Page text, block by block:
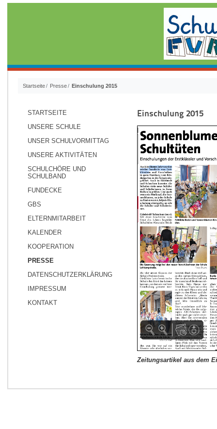
Startseite Presse Einschulung 2015
STARTSEITE
UNSERE SCHULE
UNSER SCHULVORMITTAG
UNSERE AKTIVITÄTEN
SCHULCHÖRE UND
SCHULBAND
FUNDECKE
GBS
ELTERNMITARBEIT
KALENDER
KOOPERATION
PRESSE
DATENSCHUTZERKLÄRUNG
IMPRESSUM
KONTAKT
Einschulung 2015
Zeitungsartikel aus dem